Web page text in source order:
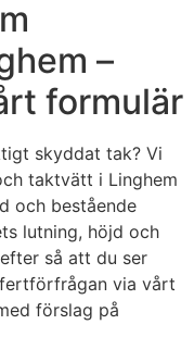
–
formulär
skyddat tak? Vi
taktvätt i Linghem
och bestående
lutning, höjd och
så att du ser
via vårt
förslag på